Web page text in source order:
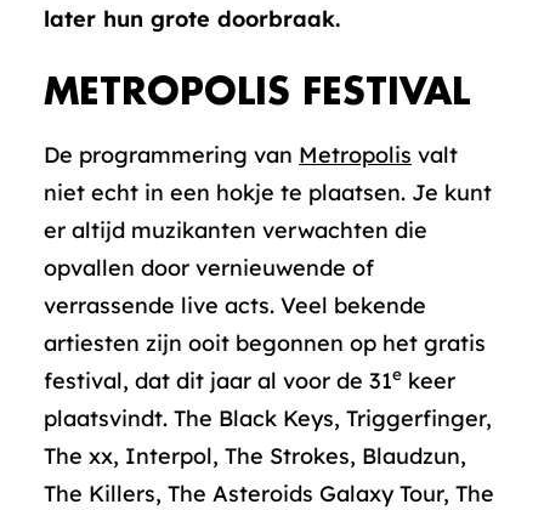
later hun grote doorbraak.
METROPOLIS FESTIVAL
De programmering van Metropolis valt
niet echt in een hokje te plaatsen. Je kunt
er altijd muzikanten verwachten die
opvallen door vernieuwende of
verrassende live acts. Veel bekende
artiesten zijn ooit begonnen op het gratis
festival, dat dit jaar al voor de 31e keer
plaatsvindt. The Black Keys, Triggerfinger,
The xx, Interpol, The Strokes, Blaudzun,
The Killers, The Asteroids Galaxy Tour, The